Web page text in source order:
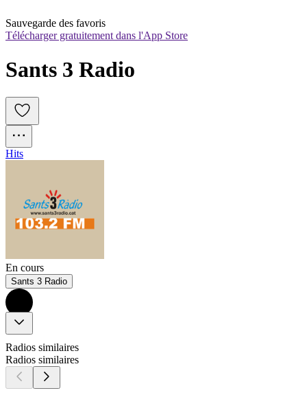
Sauvegarde des favoris
Télécharger gratuitement dans l'App Store
Sants 3 Radio
Hits
En cours
Sants 3 Radio
Radios similaires
Radios similaires